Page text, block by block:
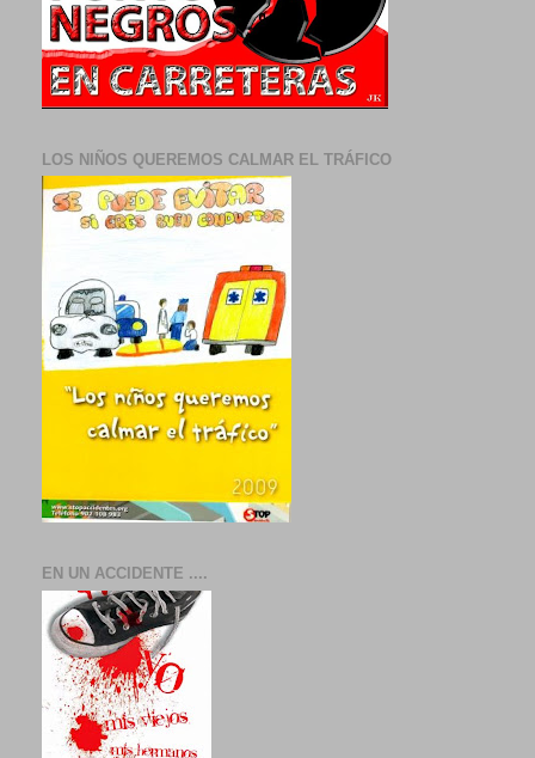
LOS NIÑOS QUEREMOS CALMAR EL TRÁFICO
EN UN ACCIDENTE ....